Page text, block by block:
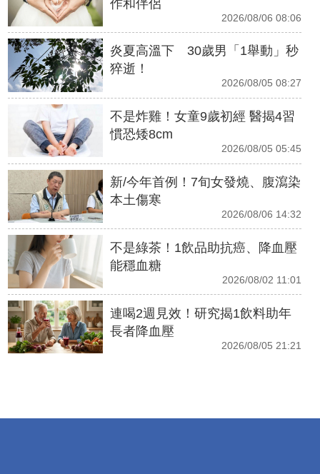
作和伴侶
2026/08/06 08:06
炎夏高溫下 30歲男「1舉動」秒
猝逝！
2026/08/05 08:27
不是炸雞！女童9歲初經 醫揭4習
慣恐矮8cm
2026/08/05 05:45
新/今年首例！7旬女發燒、腹瀉染
本土傷寒
2026/08/06 14:32
不是綠茶！1飲品助抗癌、降血壓
能穩血糖
2026/08/02 11:01
連喝2週見效！研究揭1飲料助年
長者降血壓
2026/08/05 21:21